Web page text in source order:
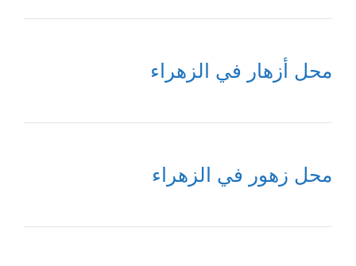
محل أزهار في الزهراء
محل زهور في الزهراء